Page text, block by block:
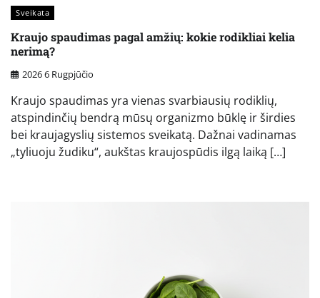
Sveikata
Kraujo spaudimas pagal amžių: kokie rodikliai kelia
nerimą?
2026 6 Rugpjūčio
Kraujo spaudimas yra vienas svarbiausių rodiklių,
atspindinčių bendrą mūsų organizmo būklę ir širdies
bei kraujagyslių sistemos sveikatą. Dažnai vadinamas
„tyliuoju žudiku“, aukštas kraujospūdis ilgą laiką […]